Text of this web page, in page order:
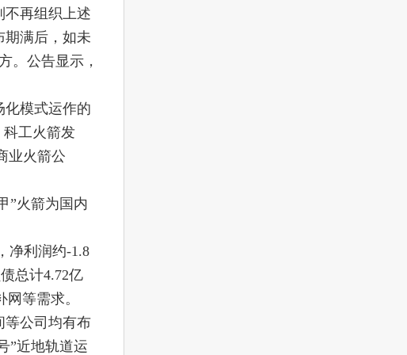
不再组织上述
期满后，如未
。公告显示，
化模式运作的
科工火箭发
业火箭公
”火箭为国内
净利润约-1.8
总计4.72亿
等需求。
等公司均有布
”近地轨道运